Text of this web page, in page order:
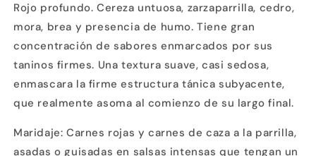
Casa
Concha
Reserva
Casa
Concha
Gran
Reserva
Rojo profundo. Cereza untuosa, zarzaparrilla, cedro,
mora, brea y presencia de humo. Tiene gran
concentración de sabores enmarcados por sus
taninos firmes. Una textura suave, casi sedosa,
enmascara la firme estructura tánica subyacente,
que realmente asoma al comienzo de su largo final.
Maridaje: Carnes rojas y carnes de caza a la parrilla,
asadas o guisadas en salsas intensas que tengan un